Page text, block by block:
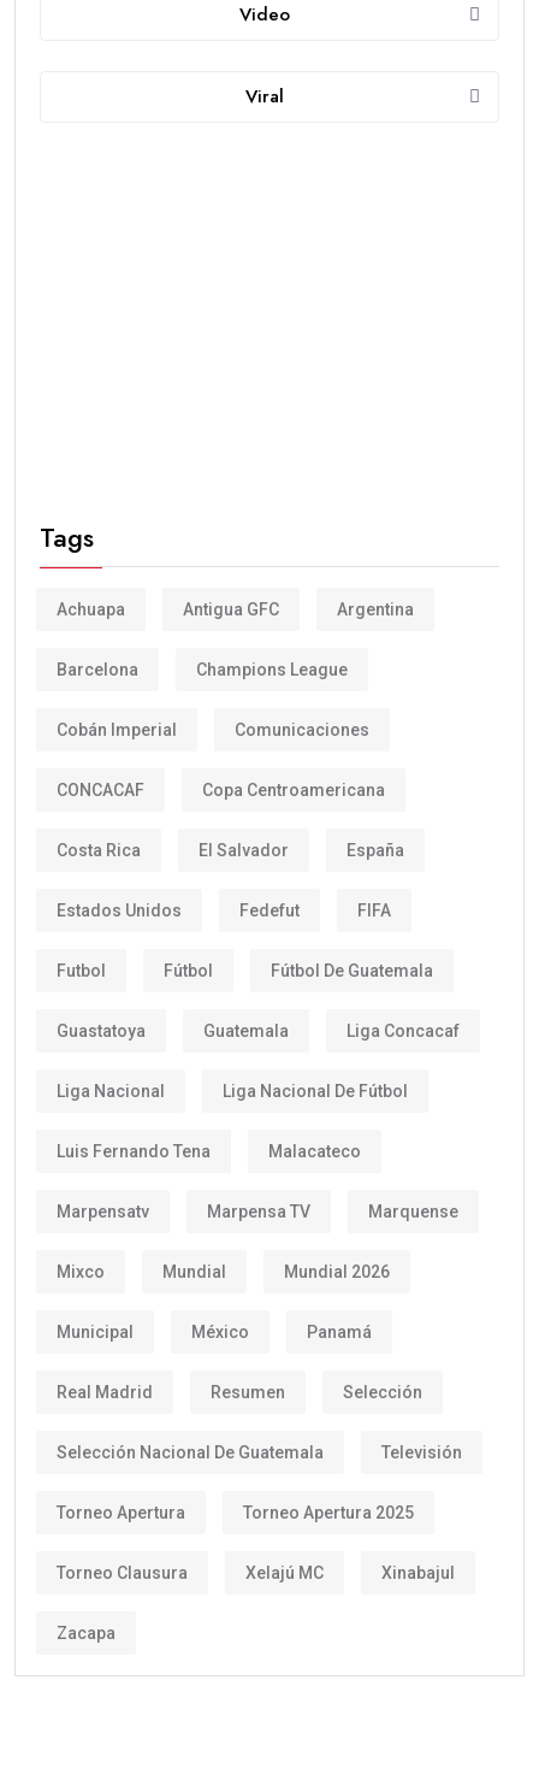
Video
Viral
Tags
Achuapa Antigua GFC Argentina
Barcelona Champions League
Cobán Imperial Comunicaciones
CONCACAF Copa Centroamericana
Costa Rica El Salvador España
Estados Unidos Fedefut FIFA
Futbol Fútbol Fútbol De Guatemala
Guastatoya Guatemala Liga Concacaf
Liga Nacional Liga Nacional De Fútbol
Luis Fernando Tena Malacateco
Marpensatv Marpensa TV Marquense
Mixco Mundial Mundial 2026
Municipal México Panamá
Real Madrid Resumen Selección
Selección Nacional De Guatemala Televisión
Torneo Apertura Torneo Apertura 2025
Torneo Clausura Xelajú MC Xinabajul
Zacapa